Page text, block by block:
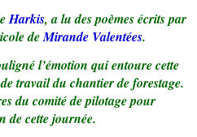
Harkis, a lu des poèmes écrits par
deMirande Valentées.
l’émotion qui entoure cette
travail du chantier de forestage.
du comité de pilotage pour
de cette journée.